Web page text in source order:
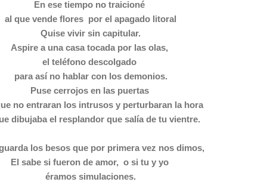
En ese tiempo no traicioné
al que vende flores por el apagado litoral
Quise vivir sin capitular.
Aspire a una casa tocada por las olas,
el teléfono descolgado
para así no hablar con los demonios.
Puse cerrojos en las puertas
no entraran los intrusos y perturbaran la hora
dibujaba el resplandor que salía de tu vientre.
los besos que por primera vez nos dimos,
El sabe si fueron de amor, o si tu y yo
éramos simulaciones.